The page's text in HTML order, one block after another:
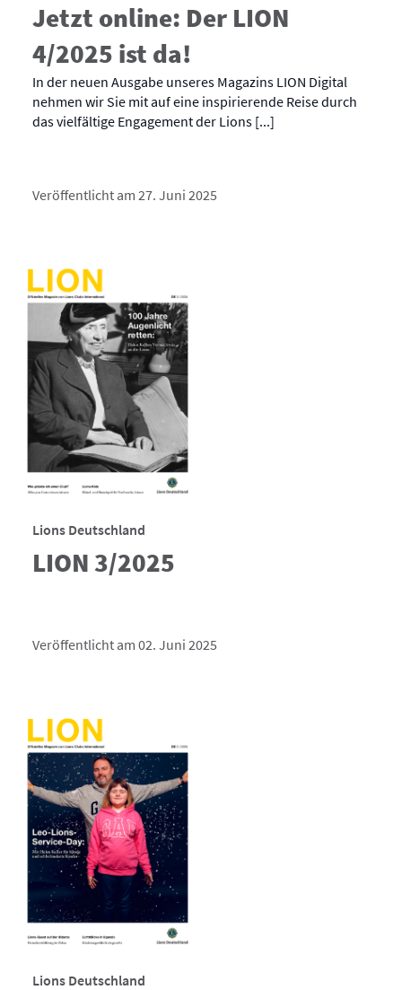
Jetzt online: Der LION
4/2025 ist da!
In der neuen Ausgabe unseres Magazins LION Digital
nehmen wir Sie mit auf eine inspirierende Reise durch
das vielfältige Engagement der Lions [...]
Veröffentlicht am 27. Juni 2025
Lions Deutschland
LION 3/2025
Veröffentlicht am 02. Juni 2025
Lions Deutschland